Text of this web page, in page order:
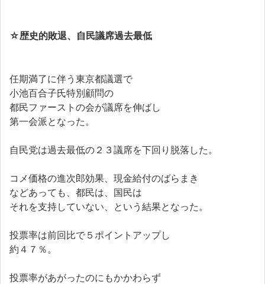
☆歴史的敗退、自民議席過去最低
任期満了に伴う東京都議選で
小池百合子氏特別顧問の
都民ファーストの会が議席を伸ばし
第一会派となった。
自民党は過去最低の２３議席を下回り脱落した。
コメ価格の進次郎効果、現金給付のばらまき
などあっても、都民は、国民は
それを支持していない、という結果となった。
投票率は前回比で５ポイントアップし
約４７％。
投票率があがったのにもかかわらず